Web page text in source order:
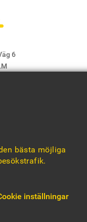
6
bästa möjliga
inställningar